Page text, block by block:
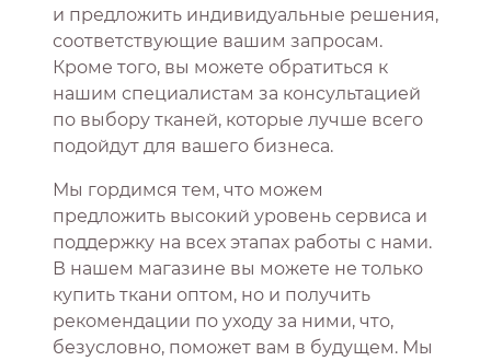
и предложить индивидуальные решения,
соответствующие вашим запросам.
Кроме того, вы можете обратиться к
нашим специалистам за консультацией
по выбору тканей, которые лучше всего
подойдут для вашего бизнеса.
Мы гордимся тем, что можем
предложить высокий уровень сервиса и
поддержку на всех этапах работы с нами.
В нашем магазине вы можете не только
купить ткани оптом, но и получить
рекомендации по уходу за ними, что,
безусловно, поможет вам в будущем. Мы